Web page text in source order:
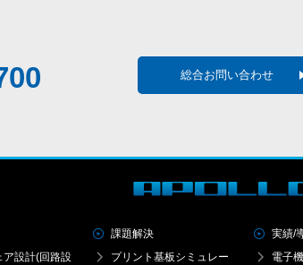
総合お問い合わせ
ア設計(回路設
課題解決
プリント基板シミュレー
実績/
電子